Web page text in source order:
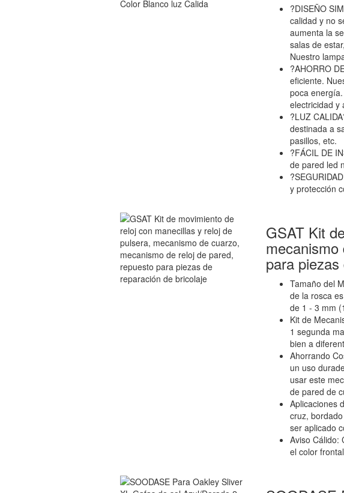
?DISEÑO
calidad y no
aumenta la
salas de
Nuestro
?AHORRO
eficiente.
poca
electricidad y
?LUZ
destinada a
pasillos, etc.
?FÁCIL DE
de pared led
y protección
GSAT Kit
para
Tamaño del
de la rosca
de 1 - 3 mm
Kit de
1 segunda
bien a
Ahorrando
un uso
usar este
de pared de
Aplicaciones
cruz,
ser aplicado
Aviso Cálido:
el color